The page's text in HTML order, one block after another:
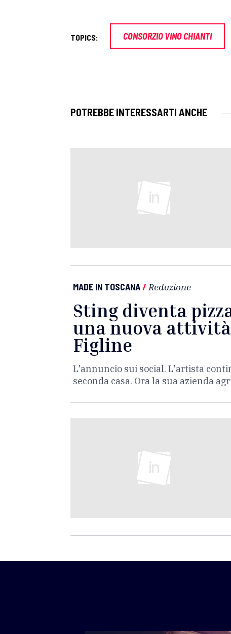
TOPICS: CONSORZIO VINO CHIANTI
POTREBBE INTERESSARTI ANCHE
MADE IN TOSCANA/ Redazione
Sting diventa
una nuova
Figline
L'annuncio sui social. L'artista
seconda casa. Ora la sua azienda